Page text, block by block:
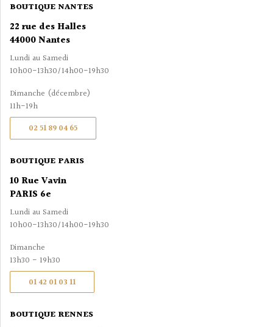
BOUTIQUE NANTES
22 rue des Halles
44000 Nantes
Lundi au Samedi
10h00-13h30/14h00-19h30
Dimanche (décembre)
11h-19h
02 51 89 04 65
BOUTIQUE PARIS
10 Rue Vavin
PARIS 6e
Lundi au Samedi
10h00-13h30/14h00-19h30
Dimanche
13h30 - 19h30
01 42 01 03 11
BOUTIQUE RENNES